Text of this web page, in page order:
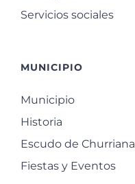
Servicios sociales
MUNICIPIO
Municipio
Historia
Escudo de Churriana
Fiestas y Eventos